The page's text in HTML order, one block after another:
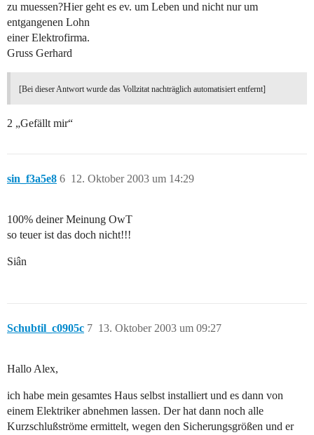
zu muessen?Hier geht es ev. um Leben und nicht nur um
entgangenen Lohn
einer Elektrofirma.
Gruss Gerhard
[Bei dieser Antwort wurde das Vollzitat nachträglich automatisiert entfernt]
2 „Gefällt mir“
sin_f3a5e8 12. Oktober 2003 um 14:29
6
100% deiner Meinung OwT
so teuer ist das doch nicht!!!
Siân
Schubtil_c0905c 13. Oktober 2003 um 09:27
7
Hallo Alex,
ich habe mein gesamtes Haus selbst installiert und es dann von
einem Elektriker abnehmen lassen. Der hat dann noch alle
Kurzschlußströme ermittelt, wegen den Sicherungsgrößen und er